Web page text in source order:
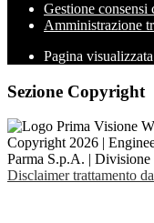
Gestione consensi
Amministrazione
Pagina visualizzata
Sezione Copyright
Copyright 2026 |
Parma S.p.A. |
Disclaimer trattamento